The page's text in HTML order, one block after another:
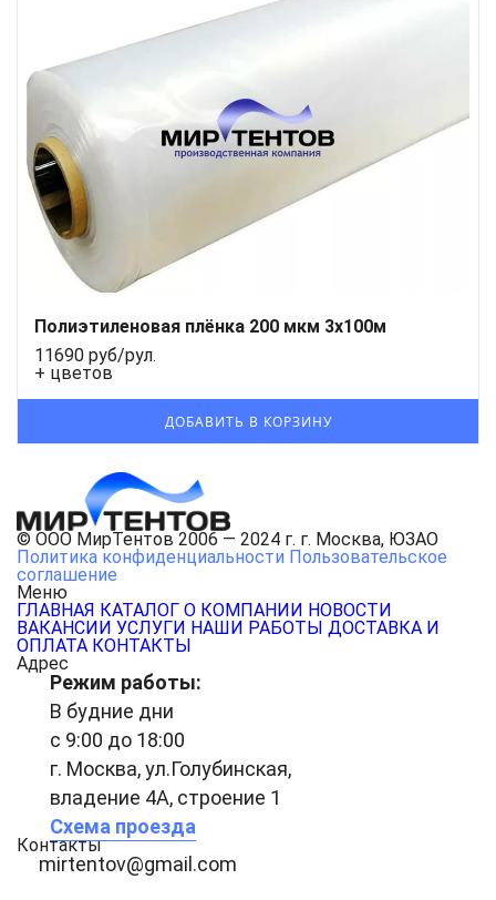
Полиэтиленовая плёнка 200 мкм 3x100м
11690 руб/рул.
+ цветов
© ООО МирТентов 2006 — 2024 г. г. Москва, ЮЗАО
Политика конфиденциальности Пользовательское
соглашение
Меню
ГЛАВНАЯ КАТАЛОГ О КОМПАНИИ НОВОСТИ
ВАКАНСИИ УСЛУГИ НАШИ РАБОТЫ ДОСТАВКА И
ОПЛАТА КОНТАКТЫ
Адрес
Режим работы:
В будние дни
с 9:00 до 18:00
г. Москва, ул.Голубинская,
владение 4А, строение 1
Схема проезда
Контакты
mirtentov@gmail.com